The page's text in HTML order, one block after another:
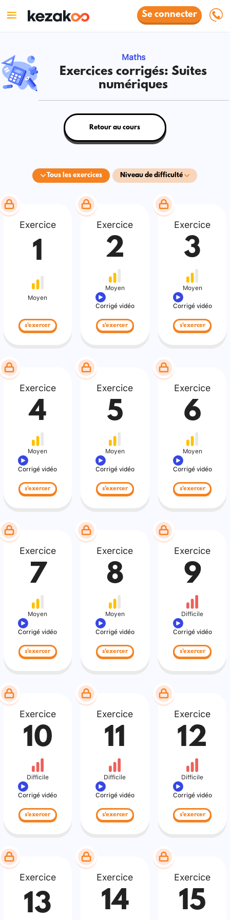
Se connecter
Maths
Exercices corrigés: Suites
numériques
Tous les exercices Niveau de difficulté
Retour au cours
Exercice
1
Moyen
s'exercer
Exercice
2
Moyen
Corrigé vidéo
s'exercer
Exercice
3
Moyen
Corrigé vidéo
s'exercer
Exercice
4
Moyen
Corrigé vidéo
s'exercer
Exercice
5
Moyen
Corrigé vidéo
s'exercer
Exercice
6
Moyen
Corrigé vidéo
s'exercer
Exercice
7
Moyen
Corrigé vidéo
s'exercer
Exercice
8
Moyen
Corrigé vidéo
s'exercer
Exercice
9
Difficile
Corrigé vidéo
s'exercer
Exercice
10
Difficile
Corrigé vidéo
s'exercer
Exercice
11
Difficile
Corrigé vidéo
s'exercer
Exercice
12
Difficile
Corrigé vidéo
s'exercer
Exercice
13
Exercice
14
Exercice
15